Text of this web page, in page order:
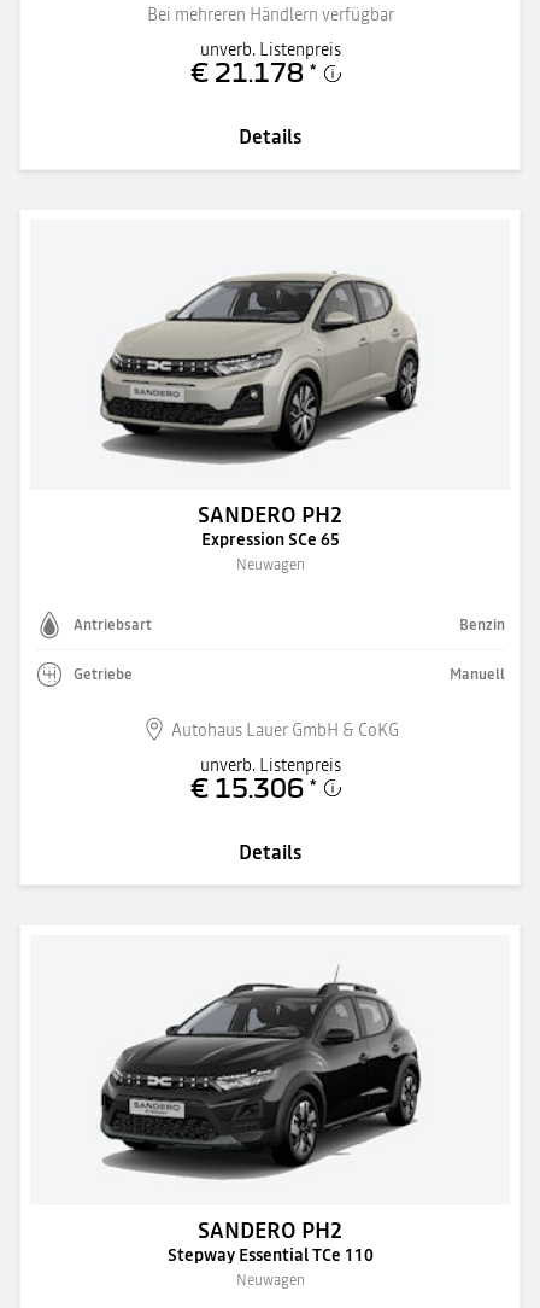
Bei mehreren Händlern verfügbar
unverb. Listenpreis
€ 21.178 *
Details
SANDERO PH2
Expression SCe 65
Neuwagen
Antriebsart Benzin
Getriebe Manuell
Autohaus Lauer GmbH & CoKG
unverb. Listenpreis
€ 15.306 *
Details
SANDERO PH2
Stepway Essential TCe 110
Neuwagen